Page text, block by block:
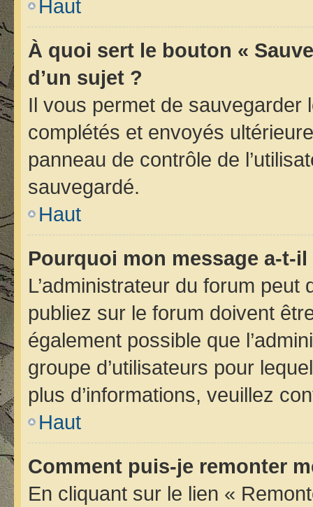
Haut
À quoi sert le bouton «
d’un sujet ?
Il vous permet de sauvegarder
complétés et envoyés
panneau de contrôle de
sauvegardé.
Haut
Pourquoi mon message a-t-
L’administrateur du forum
publiez sur le forum doivent
également possible que
groupe d’utilisateurs pour
plus d’informations, veuillez
Haut
Comment puis-je remonter
En cliquant sur le lien «